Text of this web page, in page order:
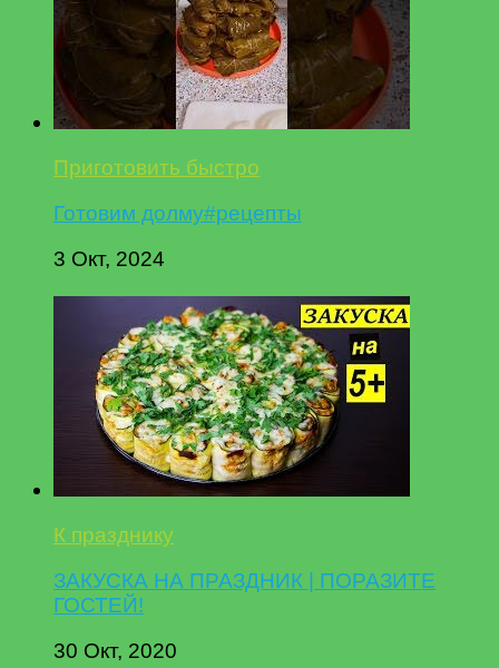
Приготовить быстро
Готовим долму#рецепты
3 Окт, 2024
К празднику
ЗАКУСКА НА ПРАЗДНИК | ПОРАЗИТЕ
ГОСТЕЙ!
30 Окт, 2020